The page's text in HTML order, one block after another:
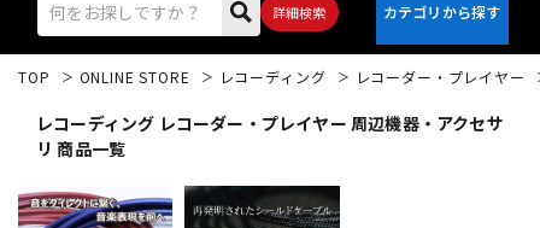
詳細検索
エレキギター
TOP ONLINE STORE レコーディング レコーダー・プレイヤー
レコーディング レコーダー・プレイヤー 周辺機器・アクセサ
リ 商品一覧